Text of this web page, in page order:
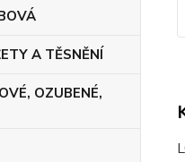
A TĚSNĚNÍ
OZUBENÉ,